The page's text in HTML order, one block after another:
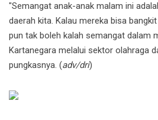
"Semangat anak-anak malam ini
daerah kita. Kalau mereka bisa
pun tak boleh kalah semangat dalam
Kartanegara melalui sektor olahraga
pungkasnya. (adv/dri)